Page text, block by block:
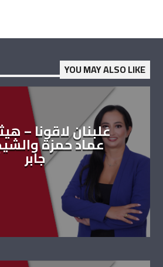
YOU MAY ALSO LIKE
عَلبنان لاقونا –
عماد حمزة
جابر